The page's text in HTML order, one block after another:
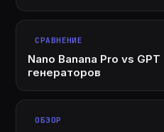
СРАВНЕНИЕ
Nano Banana Pro vs
генераторов
ОБЗОР